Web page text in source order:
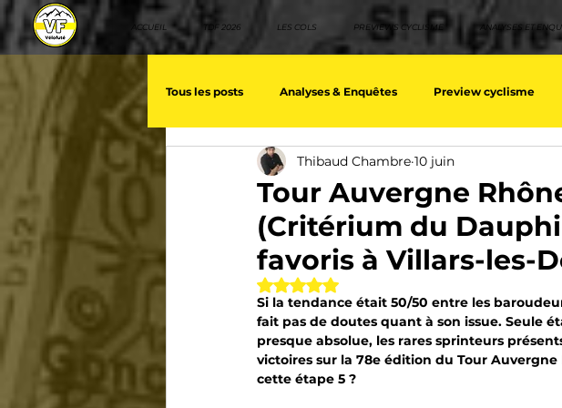
ACCUEIL TDF 2026 LES COLS PREVIEWS CYCLISME ANALYSES ET
Tous les posts Analyses & Enquêtes Preview cyclisme
Les voix du cyclisme Géopolitique
Nos séries - Baroudeurs Meilleurs équipes Top 10
Giro d'Italia TDF La vuelta / Tour d'Espagne
Villes et itinéraire cyclos
Tour Auvergne
(Critérium du
favoris à Villars-les-
Thibaud Chambre 10 juin
Noté NaN étoiles sur 5.
Si la tendance était 50/50 entre les
fait pas de doutes quant à son issue. Seule
presque absolue, les rares sprinteurs
victoires sur la 78e édition du Tour Auvergne
cette étape 5 ?